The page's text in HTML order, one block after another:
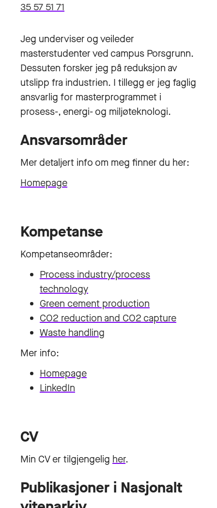
35 57 51 71
Jeg underviser og veileder
masterstudenter ved campus Porsgrunn.
Dessuten forsker jeg på reduksjon av
utslipp fra industrien. I tillegg er jeg faglig
ansvarlig for masterprogrammet i
prosess-, energi- og miljøteknologi.
Ansvarsområder
Mer detaljert info om meg finner du her:
Homepage
Kompetanse
Kompetanseområder:
Process industry/process
technology
Green cement production
CO2 reduction and CO2 capture
Waste handling
Mer info:
Homepage
LinkedIn
CV
Min CV er tilgjengelig her.
Publikasjoner i Nasjonalt